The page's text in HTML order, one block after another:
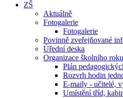
ZŠ
Aktuálně
Fotogalerie
Fotogalerie
Povinně zveřejňované
Úřední deska
Organizace školního roku
Plán
Rozvrh hodin
E-maily - učitelé,
Umístění tříd,